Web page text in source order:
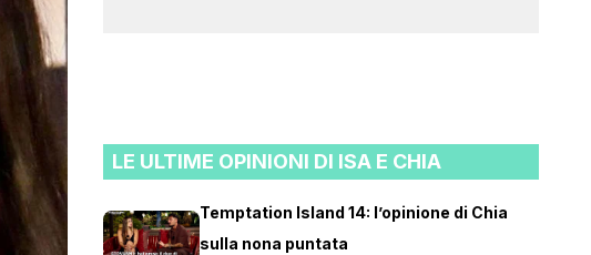
LE ULTIME OPINIONI DI ISA E CHIA
Temptation Island 14: l’opinione di Chia
sulla nona puntata